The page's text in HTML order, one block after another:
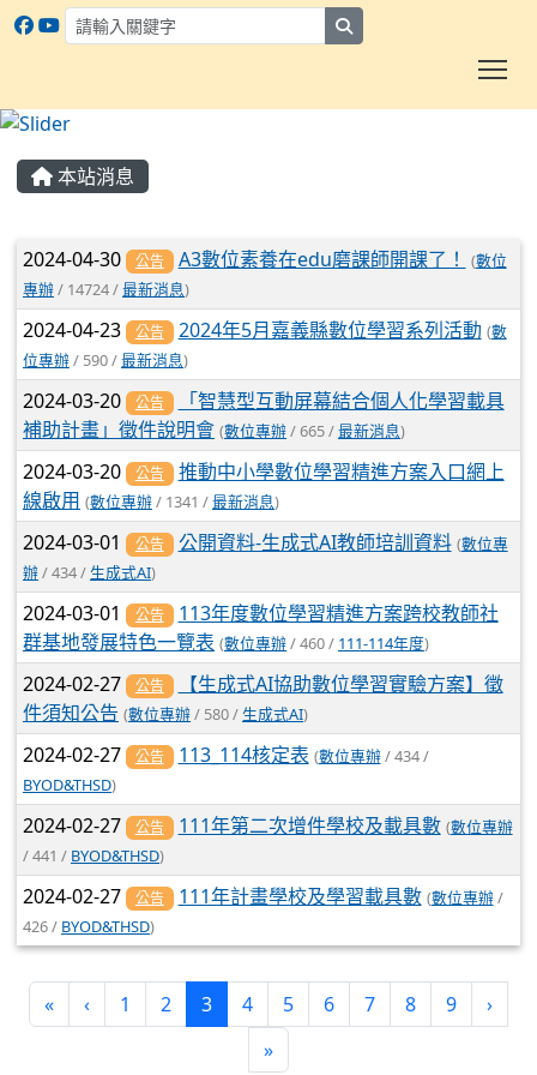
本站消息
文章列表
2024-04-30 公告 A3數位素養在edu磨課師開課了！ (數位
專辦/ 14724 /最新消息)
2024-04-23 公告 2024年5月嘉義縣數位學習系列活動 (數
位專辦/ 590 /最新消息)
2024-03-20 公告
「智慧型互動屏幕結合個人化學習載具
補助計畫」徵件說明會 (數位專辦/ 665 /最新消息)
2024-03-20 公告
推動中小學數位學習精進方案入口網上
線啟用 (數位專辦/ 1341 /最新消息)
2024-03-01 公告 公開資料-生成式AI教師培訓資料 (數位專
辦/ 434 /生成式AI)
2024-03-01 公告
113年度數位學習精進方案跨校教師社
群基地發展特色一覽表 (數位專辦/ 460 / 111-114年度)
2024-02-27 公告
【生成式AI協助數位學習實驗方案】徵
件須知公告 (數位專辦/ 580 /生成式AI)
2024-02-27 公告 113_114核定表 (數位專辦/ 434 /
BYOD&THSD)
2024-02-27 公告 111年第二次增件學校及載具數 (數位專辦
/ 441 / BYOD&THSD)
2024-02-27 公告 111年計畫學校及學習載具數 (數位專辦/
426 / BYOD&THSD)
« ‹ 1 2 3(current)
4 5 6 7 8 9
›
»